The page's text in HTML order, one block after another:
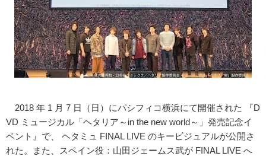
2018 年 1 月 7 日（日）にパシフィコ横浜にて開催された 『D
VD ミュージカル「ヘタリア～in the new world～」発売記念イ
ベント』で、 ヘタミュ FINAL LIVE のキービジュアルが公開さ
れた。また、スペイン役：山田ジェームス武が FINAL LIVE へ